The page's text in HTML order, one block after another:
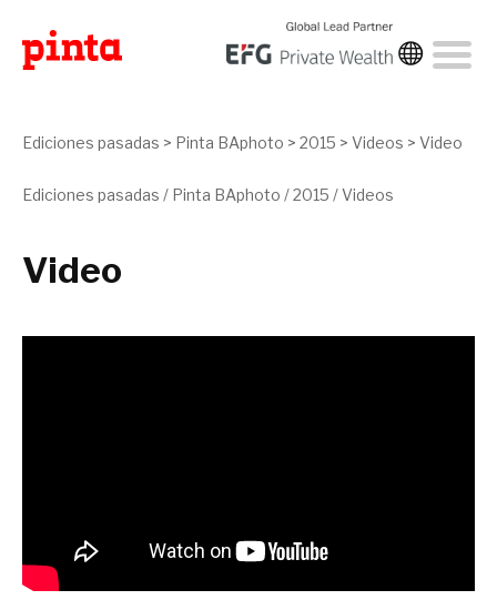
Ediciones pasadas > Pinta BAphoto > 2015 > Videos > Video
Ediciones pasadas / Pinta BAphoto /2015 /Videos
Video